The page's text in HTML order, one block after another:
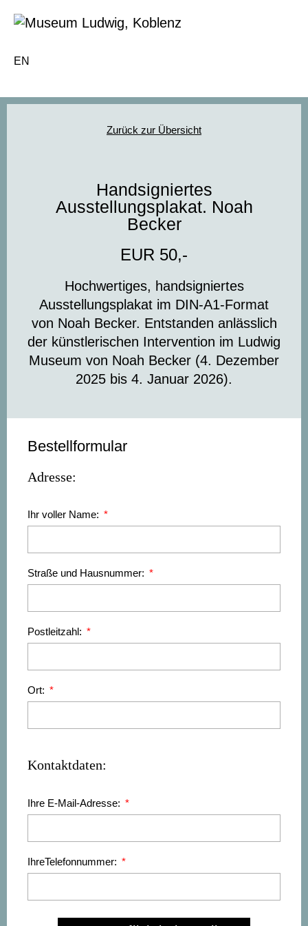
EN
Zurück zur Übersicht
Handsigniertes
Ausstellungsplakat. Noah
Becker
EUR 50,-
Hochwertiges, handsigniertes
Ausstellungsplakat im DIN-A1-Format
von Noah Becker. Entstanden anlässlich
der künstlerischen Intervention im Ludwig
Museum von Noah Becker (4. Dezember
2025 bis 4. Januar 2026).
Bestellformular
Adresse:
Ihr voller Name:
Straße und Hausnummer:
Postleitzahl:
Ort:
Kontaktdaten:
Ihre E-Mail-Adresse:
IhreTelefonnummer: